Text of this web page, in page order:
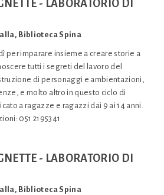
- LABORATORIO DI
Biblioteca Spina
per imparare insieme a creare storie a
tutti i segreti del lavoro del
di personaggi e ambientazioni,
e molto altro in questo ciclo di
a ragazze e ragazzi dai 9 ai 14 anni.
051 2195341
- LABORATORIO DI
Biblioteca Spina